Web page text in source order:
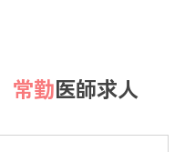
常勤医師求人